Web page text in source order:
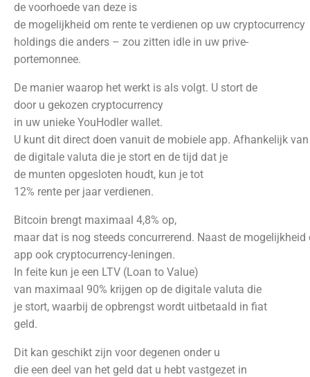
de voorhoede van deze is
de mogelijkheid om rente te verdienen op uw cryptocurrency
holdings die anders – zou zitten idle in uw prive-
portemonnee.
De manier waarop het werkt is als volgt. U stort de
door u gekozen cryptocurrency
in uw unieke YouHodler wallet.
U kunt dit direct doen vanuit de mobiele app. Afhankelijk van
de digitale valuta die je stort en de tijd dat je
de munten opgesloten houdt, kun je tot
12% rente per jaar verdienen.
Bitcoin brengt maximaal 4,8% op,
maar dat is nog steeds concurrerend. Naast de
app ook cryptocurrency-leningen.
In feite kun je een LTV (Loan to Value)
van maximaal 90% krijgen op de digitale valuta die
je stort, waarbij de opbrengst wordt uitbetaald in fiat
geld.
Dit kan geschikt zijn voor degenen onder u
die een deel van het geld dat u hebt vastgezet in